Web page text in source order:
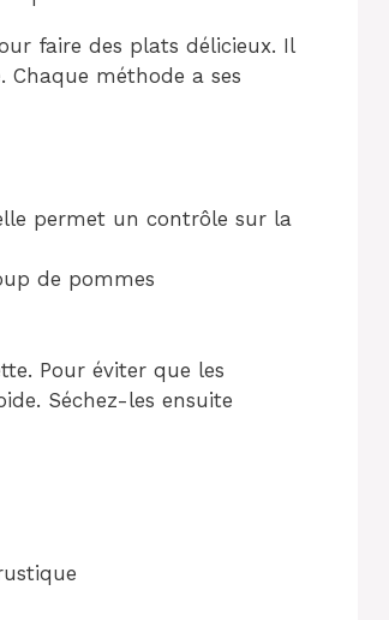
faire des plats délicieux. Il
. Chaque méthode a ses
permet un contrôle sur la
de pommes
Pour éviter que les
Séchez-les ensuite